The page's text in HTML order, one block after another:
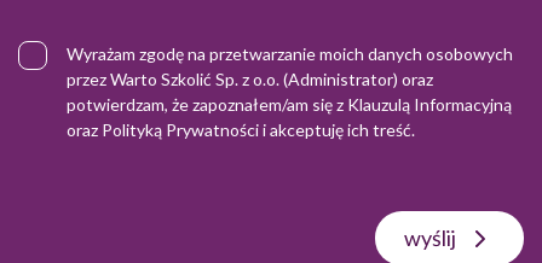
Wyrażam zgodę na przetwarzanie moich danych osobowych
przez Warto Szkolić Sp. z o.o. (Administrator) oraz
potwierdzam, że zapoznałem/am się z Klauzulą Informacyjną
oraz Polityką Prywatnościi akceptuję ich treść.
wyślij